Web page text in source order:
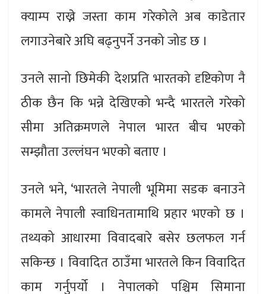
क्याम्प राख्ने जस्ता काम गरेकोले अब काडेतार
लगाउनेबारे अघि बढ्नुपर्ने उनको जोड छ ।
उनले सानो छिमेकी देशप्रति भारतको दृष्टिकोण नै
ठीक छैन कि भन्ने देखिएको भन्दै भारतले गरेको
सीमा अतिक्रमणले नेपाल भारत बीच भएको
सम्झौता उल्लंघन भएको बताए ।
उनले भने, ‘भारतले नेपाली भूमिमा सडक बनाउने
कामले नेपाली स्वाधिनतामाथि प्रहार भएको छ ।
तथ्यको आधारमा विवादबारे बसेर छलफल गर्न
सकिन्छ । विवादित ठाउँमा भारतले किन विवादित
काम गर्नुपर्यो । नेपालको पश्चिम सिमाना